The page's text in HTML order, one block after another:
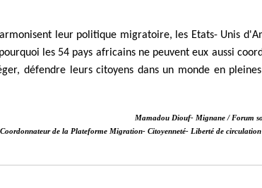
leur politique migratoire, les Etats- Unis
les 54 pays africains ne peuvent eux aussi
défendre leurs citoyens dans un monde en
Mamadou Diouf- Mignane / Forum
Coordonnateur de la Plateforme Migration- Citoyenneté- Liberté de